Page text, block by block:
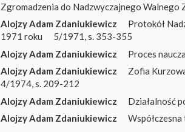
Zgromadzenia do Nadzwyczajnego Walnego
Alojzy Adam Zdaniukiewicz
Protokół
1971 roku
5/1971, s. 353-355
Alojzy Adam Zdaniukiewicz
Proces
Alojzy Adam Zdaniukiewicz
Zofia
4/1974, s. 209-212
Alojzy Adam Zdaniukiewicz
Działalność
Alojzy Adam Zdaniukiewicz